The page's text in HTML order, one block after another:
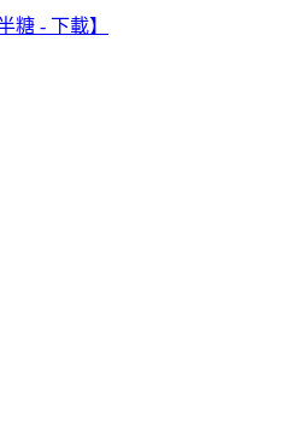
糖 - 下載】